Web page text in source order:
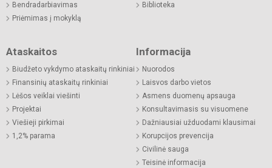
Bendradarbiavimas
Priėmimas į mokyklą
Biblioteka
Ataskaitos
Biudžeto vykdymo ataskaitų rinkiniai
Finansinių ataskaitų rinkiniai
Lėšos veiklai viešinti
Projektai
Viešieji pirkimai
1,2% parama
Informacija
Nuorodos
Laisvos darbo vietos
Asmens duomenų apsauga
Konsultavimasis su visuomene
Dažniausiai užduodami klausimai
Korupcijos prevencija
Civilinė sauga
Teisinė informacija